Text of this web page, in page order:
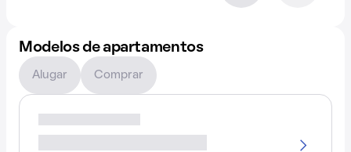
Modelos de apartamentos
Alugar Comprar